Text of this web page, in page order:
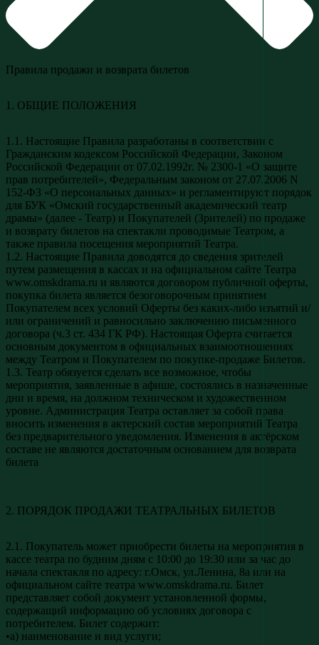
Правила продажи и возврата билетов
1. ОБЩИЕ ПОЛОЖЕНИЯ
1.1. Настоящие Правила разработаны в соответствии с
Гражданским кодексом Российской Федерации, Законом
Российской Федерации от 07.02.1992г. № 2300-1 «О защите
прав потребителей», Федеральным законом от 27.07.2006 N
152-ФЗ «О персональных данных» и регламентируют порядок
для БУК «Омский государственный академический театр
драмы» (далее - Театр) и Покупателей (Зрителей) по продаже
и возврату билетов на спектакли проводимые Театром, а
также правила посещения мероприятий Театра.
1.2. Настоящие Правила доводятся до сведения зрителей
путем размещения в кассах и на официальном сайте Театра
www.omskdrama.ru и являются договором публичной оферты,
покупка билета является безоговорочным принятием
Покупателем всех условий Оферты без каких-либо изъятий и/
или ограничений и равносильно заключению письменного
договора (ч.3 ст. 434 ГК РФ). Настоящая Оферта считается
основным документом в официальных взаимоотношениях
между Театром и Покупателем по покупке-продаже Билетов.
1.3. Театр обязуется сделать все возможное, чтобы
мероприятия, заявленные в афише, состоялись в назначенные
дни и время, на должном техническом и художественном
уровне. Администрация Театра оставляет за собой права
вносить изменения в актерский состав мероприятий Театра
без предварительного уведомления. Изменения в актёрском
составе не являются достаточным основанием для возврата
билета
2. ПОРЯДОК ПРОДАЖИ ТЕАТРАЛЬНЫХ БИЛЕТОВ
2.1. Покупатель может приобрести билеты на мероприятия в
кассе театра по будним дням с 10:00 до 19:30 или за час до
начала спектакля по адресу: г.Омск, ул.Ленина, 8а или на
официальном сайте театра www.omskdrama.ru. Билет
представляет собой документ установленной формы,
содержащий информацию об условиях договора с
потребителем. Билет содержит:
•а) наименование и вид услуги;